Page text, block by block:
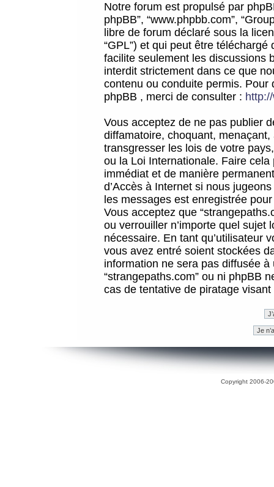
Notre forum est propulsé par
phpBB”, “www.phpbb.com”,
libre de forum déclaré sous la
“GPL”) et qui peut être téléchargé
facilite seulement les discussions
interdit strictement dans ce que
contenu ou conduite permis.
phpBB , merci de consulter :
Vous acceptez de ne pas publier
diffamatoire, choquant,
transgresser les lois de votre
ou la Loi Internationale. Faire
immédiat et de manière
d’Accès à Internet si nous
les messages est enregistrée
Vous acceptez que
ou verrouiller n’importe quel sujet
nécessaire. En tant qu’utilisateur
vous avez entré soient stockées
information ne sera pas diffusée
“strangepaths.com” ou ni phpBB
cas de tentative de piratage
Copyright 2006-